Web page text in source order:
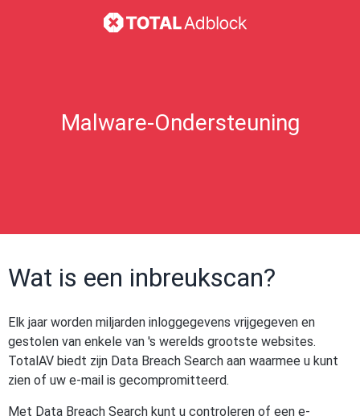
Malware-Ondersteuning
Wat is een inbreukscan?
Elk jaar worden miljarden inloggegevens vrijgegeven en
gestolen van enkele van 's werelds grootste websites.
TotalAV biedt zijn Data Breach Search aan waarmee u kunt
zien of uw e-mail is gecompromitteerd.
Met Data Breach Search kunt u controleren of een e-